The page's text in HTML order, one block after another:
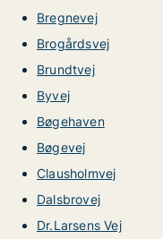
Bregnevej
Brogårdsvej
Brundtvej
Byvej
Bøgehaven
Bøgevej
Clausholmvej
Dalsbrovej
Dr.Larsens Vej